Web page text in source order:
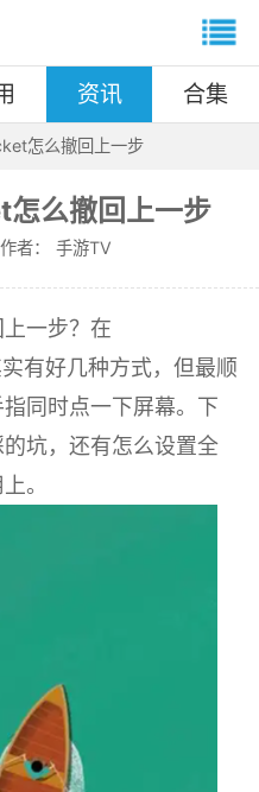
资讯 合集
怎么撤回上一步
么撤回上一步
者： 手游TV
一步？在
有好几种方式，但最顺
同时点一下屏幕。下
坑，还有怎么设置全
。